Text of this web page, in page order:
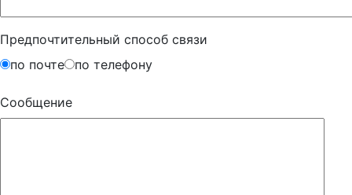
Предпочтительный способ связи
по почте
по телефону
Сообщение